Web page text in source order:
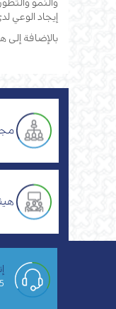
والنمو
إيجاد الوعي
بالإضافة